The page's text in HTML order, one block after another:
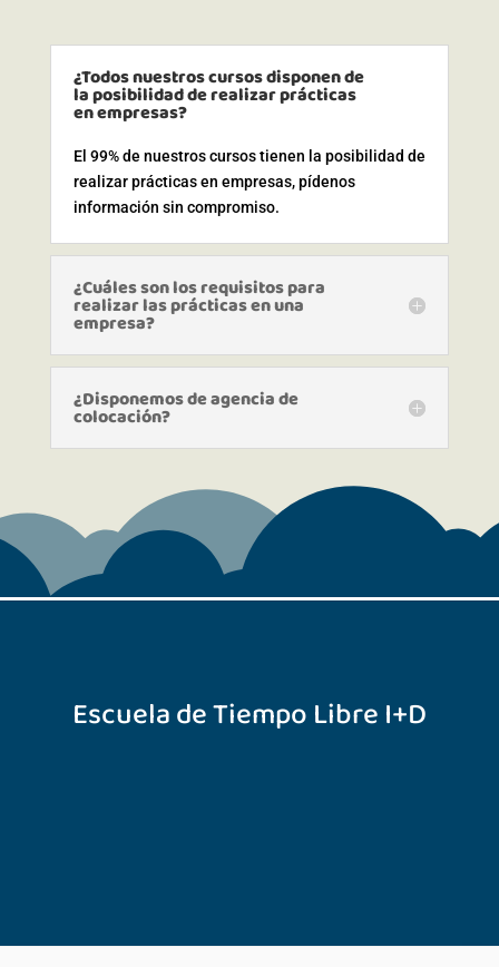
¿Todos nuestros cursos disponen de
la posibilidad de realizar prácticas
en empresas?
El 99% de nuestros cursos tienen la posibilidad de
realizar prácticas en empresas, pídenos
información sin compromiso.
¿Cuáles son los requisitos para
realizar las prácticas en una
empresa?
¿Disponemos de agencia de
colocación?
Escuela de Tiempo Libre I+D